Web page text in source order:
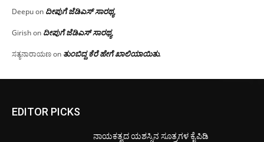
Deepuon ದೀಪುಗೆ ಜೆಡಿಎಸ್ ಸಾರಥ್ಯ
Girishon ದೀಪುಗೆ ಜೆಡಿಎಸ್ ಸಾರಥ್ಯ
ಸತ್ಯನಾರಾಯಣon ತುಂಬಿದ್ದ ಕೆರೆ ಹೇಗೆ ಖಾಲಿಯಾಯಿತು.
EDITOR PICKS
ನಾಯಕತ್ವದ ಯಶಸ್ಸಿನ ಸೂತ್ರಗಳ ಕೈಪಿಡಿ